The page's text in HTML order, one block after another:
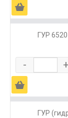
Ä
ГУР
- +
Ä
ГУР